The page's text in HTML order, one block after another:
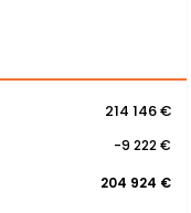
214 146 €
-9 222 €
204 924 €